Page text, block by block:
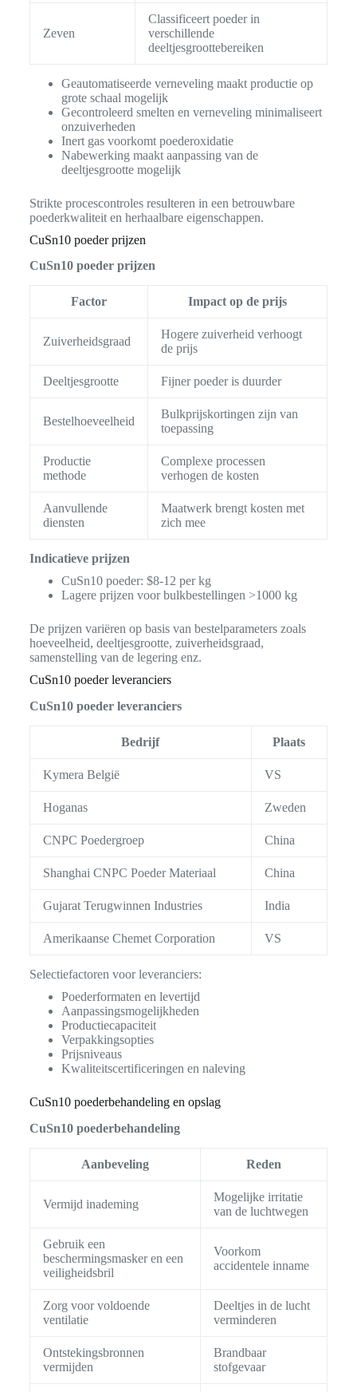
Zeven
Classificeert poeder in
verschillende
deeltjesgroottebereiken
Geautomatiseerde verneveling maakt productie op
grote schaal mogelijk
Gecontroleerd smelten en verneveling minimaliseert
onzuiverheden
Inert gas voorkomt poederoxidatie
Nabewerking maakt aanpassing van de
deeltjesgrootte mogelijk
Strikte procescontroles resulteren in een betrouwbare
poederkwaliteit en herhaalbare eigenschappen.
CuSn10 poeder prijzen
CuSn10 poeder prijzen
Factor Impact op de prijs
Zuiverheidsgraad
Hogere zuiverheid verhoogt
de prijs
Deeltjesgrootte Fijner poeder is duurder
Bestelhoeveelheid
Bulkprijskortingen zijn van
toepassing
Productie
methode
Complexe processen
verhogen de kosten
Aanvullende
diensten
Maatwerk brengt kosten met
zich mee
Indicatieve prijzen
CuSn10 poeder: $8-12 per kg
Lagere prijzen voor bulkbestellingen >1000 kg
De prijzen variëren op basis van bestelparameters zoals
hoeveelheid, deeltjesgrootte, zuiverheidsgraad,
samenstelling van de legering enz.
CuSn10 poeder leveranciers
CuSn10 poeder leveranciers
Bedrijf Plaats
Kymera België VS
Hoganas Zweden
CNPC Poedergroep China
Shanghai CNPC Poeder Materiaal China
Gujarat Terugwinnen Industries India
Amerikaanse Chemet Corporation VS
Selectiefactoren voor leveranciers:
Poederformaten en levertijd
Aanpassingsmogelijkheden
Productiecapaciteit
Verpakkingsopties
Prijsniveaus
Kwaliteitscertificeringen en naleving
CuSn10 poederbehandeling en opslag
CuSn10 poederbehandeling
Aanbeveling Reden
Vermijd inademing
Mogelijke irritatie
van de luchtwegen
Gebruik een
beschermingsmasker en een
veiligheidsbril
Voorkom
accidentele inname
Zorg voor voldoende
ventilatie
Deeltjes in de lucht
verminderen
Ontstekingsbronnen
vermijden
Brandbaar
stofgevaar